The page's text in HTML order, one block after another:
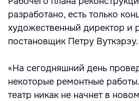
разработано, есть только
художественный директор и
постановщик Петру Вуткэрэу.
«На сегодняшний день
некоторые ремонтные
театр никак не начнет в